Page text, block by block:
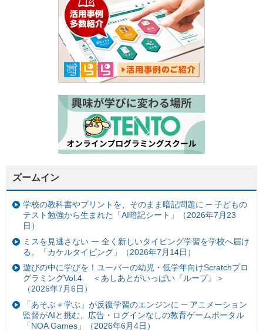
ズームイン
学校の教科書やプリントを、そのまま暗記問題に ─ 子どもの
テスト勉強から生まれた「AI暗記シート」（2026年7月23
日）
ミスを見逃さない ー 全く新しいタイピング学習を学校へ届け
る。「カケルタイピング」（2026年7月14日）
遊びの中に学びを！ユーバーの幼児・低学年向けScratchプロ
グラミングVol.4 ＜あしあとがいっぱい『ループ』＞
（2026年7月6日）
「あそぶ＋学ぶ」が反復学習のエンジンに ─ アニメーション
監督がAIと挑む、広告・ログインなしの教育ゲームポータル
「NOA Games」（2026年6月4日）